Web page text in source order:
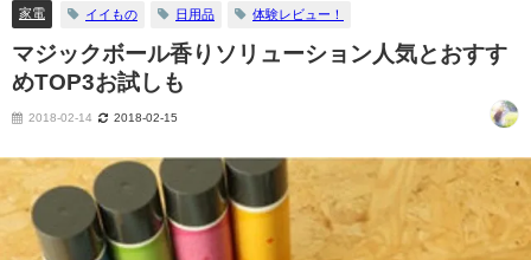
家電 イイもの 日用品 体験レビュー！
マジックボール香りソリューション人気とおすす
めTOP3お試しも
2018-02-14 2018-02-15